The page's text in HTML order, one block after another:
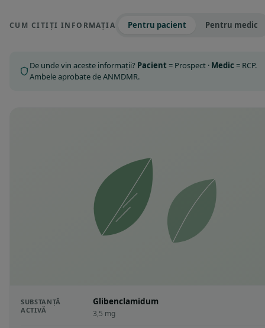
CUM CITIȚI INFORMAȚIA Pentru pacient Pentru medic
De unde vin aceste informații? Pacient = Prospect · Medic = RCP.
Ambele aprobate de ANMDMR.
SUBSTANȚĂ
ACTIVĂ
Glibenclamidum
3,5 mg